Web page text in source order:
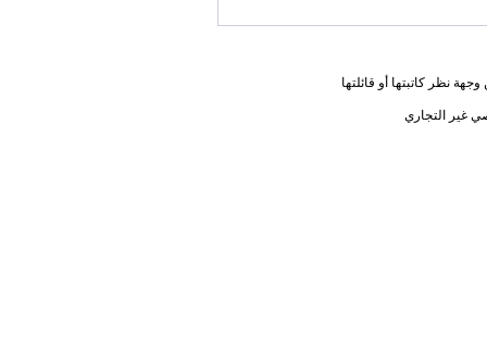
نظر كاتبتها أو قائلتها
غير التجاري